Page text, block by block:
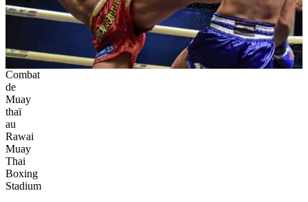
Combat
de
Muay
thaï
au
Rawai
Muay
Thai
Boxing
Stadium